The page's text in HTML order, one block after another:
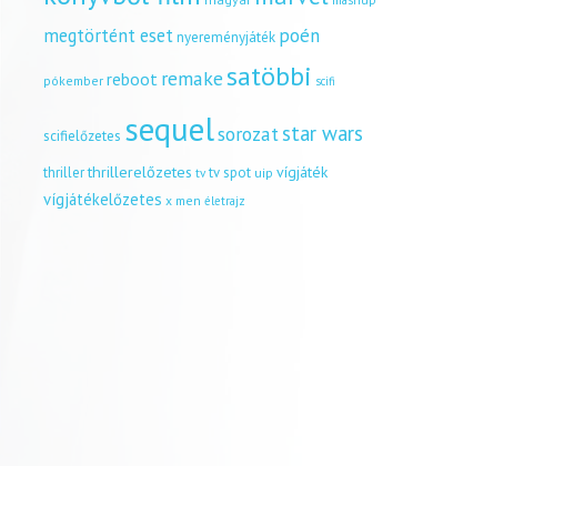
megtörtént esetnyereményjáték poén
pókember reboot remakesatöbbi scifi
scifielőzetes sequelsorozatstar wars
thrillerthrillerelőzetes tv tv spot uip vígjáték
vígjátékelőzetes x men életrajz